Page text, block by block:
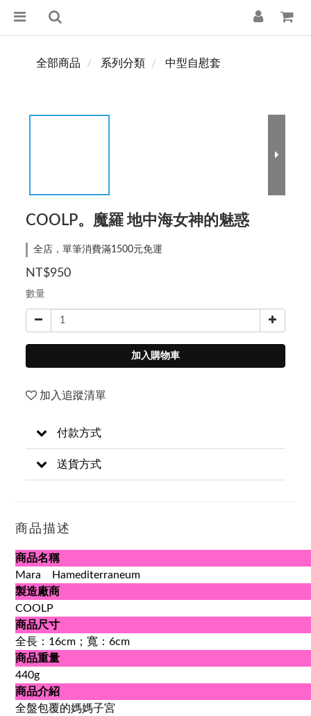
全部商品 系列分類 中型自慰套
COOLP。魔羅 地中海女神的魅惑
全店，單筆消費滿1500元免運
NT$950
數量
加入購物車
加入追蹤清單
付款方式
送貨方式
商品描述
商品名稱
Mara Hamediterraneum
製造廠商
COOLP
商品尺寸
全長：16cm；寬：6cm
商品重量
440g
商品介紹
全盤包覆的媽媽子宮